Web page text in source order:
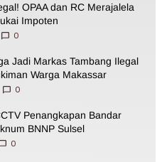
OPAA dan RC Merajalela
Impoten
0
Jadi Markas Tambang Ilegal
Warga Makassar
0
Penangkapan Bandar
BNNP Sulsel
0